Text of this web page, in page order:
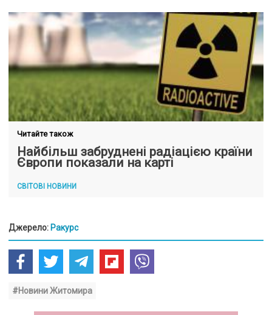
Читайте також
Найбільш забруднені радіацією країни
Європи показали на карті
СВІТОВІ НОВИНИ
Джерело: Ракурс
#Новини Житомира